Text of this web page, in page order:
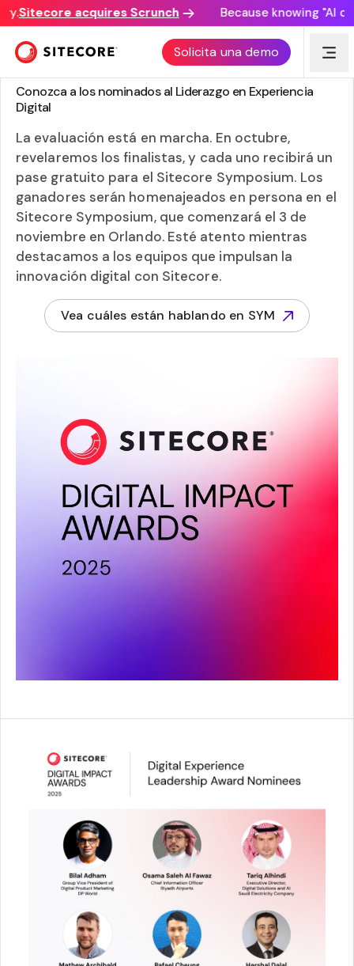
Sitecore acquires Scrunch Because knowing "AI
Solicita una demo
PREMIOS DE IMPACTO DIGITAL
Conozca a los nominados al Liderazgo en Experiencia
Digital
La evaluación está en marcha. En octubre,
revelaremos los finalistas, y cada uno recibirá un
pase gratuito para el Sitecore Symposium. Los
ganadores serán homenajeados en persona en el
Sitecore Symposium, que comenzará el 3 de
noviembre en Orlando. Esté atento mientras
destacamos a los equipos que impulsan la
innovación digital con Sitecore.
Vea cuáles están hablando en SYM